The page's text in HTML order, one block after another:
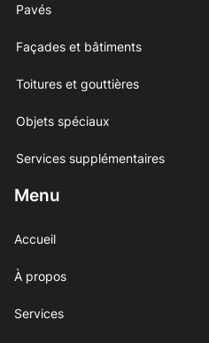
Pavés
Façades et bâtiments
Toitures et gouttières
Objets spéciaux
Services supplémentaires
Menu
Accueil
À propos
Services